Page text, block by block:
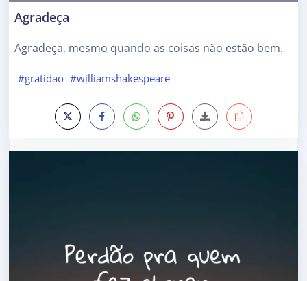
Agradeça
Agradeça, mesmo quando as coisas não estão bem.
#gratidao #williamshakespeare